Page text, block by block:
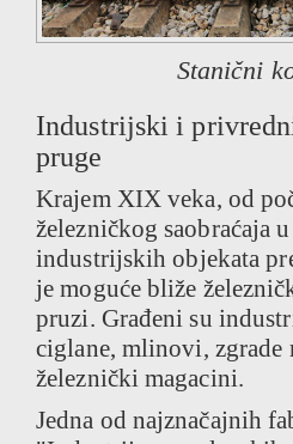
Stanični
Industrijski i
pruge
Krajem XIX veka, od
železničkog saobraćaja
industrijskih objekata
je moguće bliže
pruzi. Građeni su
ciglane, mlinovi, zgrade
železnički magacini.
Jedna od najznačajnih